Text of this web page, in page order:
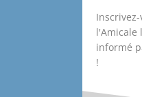
l'Amicale
informé
!